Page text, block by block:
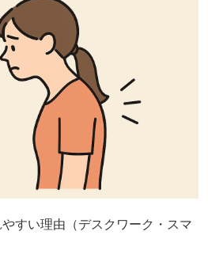
すい理由（デスクワーク・スマ